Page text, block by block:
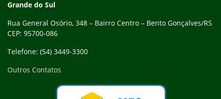
Grande do Sul
Rua General Osório, 348 – Bairro Centro – Bento Gonçalves/RS
CEP: 95700-086
Telefone: (54) 3449-3300
Outros Contatos